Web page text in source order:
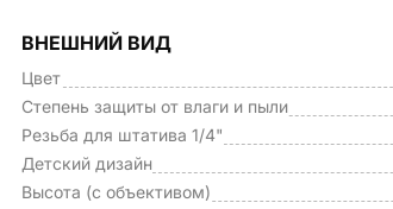
ВНЕШНИЙ ВИД
Цвет
Степень защиты от влаги и пыли
Резьба для штатива 1/4"
Детский дизайн
Высота (с объективом)